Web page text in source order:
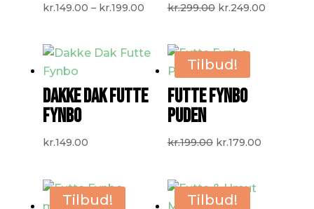
kr.149.00 – kr.199.00Prisinterval:
kr.199.00
kr.299.00 Den
var:
kr.299.00.
kr.249.00Den
DAKKE DAK FUTTE
FYNBO
kr.149.00
Tilbud!
FUTTE FYNBO
PUDEN
kr.199.00 Den
var:
kr.179.00Den
Tilbud! Tilbud!